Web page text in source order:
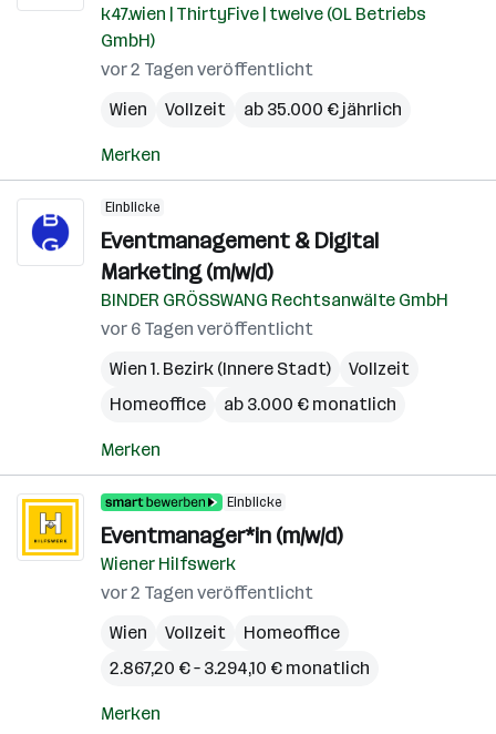
k47.wien | ThirtyFive | twelve (OL Betriebs
GmbH)
vor 2 Tagen veröffentlicht
Wien
Vollzeit ab 35.000 € jährlich
Merken
Einblicke
Eventmanagement & Digital
Marketing (m/w/d)
BINDER GRÖSSWANG Rechtsanwälte GmbH
vor 6 Tagen veröffentlicht
Wien 1. Bezirk (Innere Stadt)
Vollzeit
Homeoffice
ab 3.000 € monatlich
Merken
Einblicke
Eventmanager*in (m/w/d)
Wiener Hilfswerk
vor 2 Tagen veröffentlicht
Wien
Vollzeit
Homeoffice
2.867,20 € – 3.294,10 € monatlich
Merken